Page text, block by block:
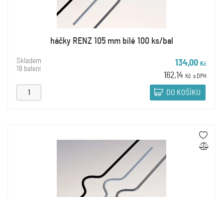
háčky RENZ 105 mm bílé 100 ks/bal
Skladem
18 balení
134,00 Kč
162,14 Kč s DPH
DO KOŠÍKU